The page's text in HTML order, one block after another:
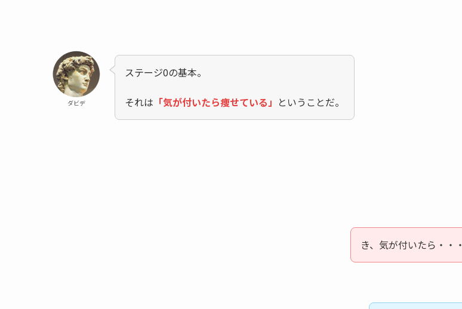
ダビデ
ステージ0の基本。
それは 「気が付いたら痩せている」 ということだ。
き、気が付いたら・・・